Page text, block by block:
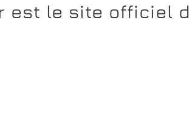
est le site officiel